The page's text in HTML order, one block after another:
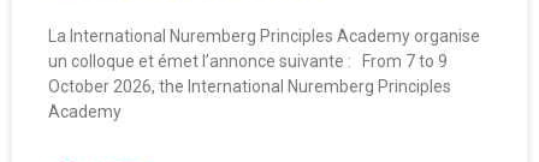
La International Nuremberg Principles Academy organise
un colloque et émet l’annonce suivante : From 7 to 9
October 2026, the International Nuremberg Principles
Academy